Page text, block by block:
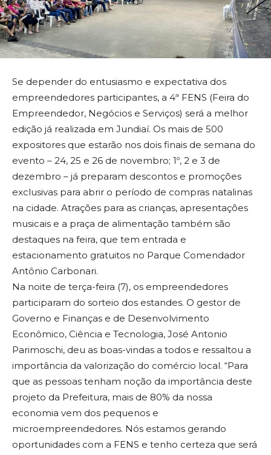
Se depender do entusiasmo e expectativa dos
empreendedores participantes, a 4ª FENS (Feira do
Empreendedor, Negócios e Serviços) será a melhor
edição já realizada em Jundiaí. Os mais de 500
expositores que estarão nos dois finais de semana do
evento – 24, 25 e 26 de novembro; 1º, 2 e 3 de
dezembro – já preparam descontos e promoções
exclusivas para abrir o período de compras natalinas
na cidade. Atrações para as crianças, apresentações
musicais e a praça de alimentação também são
destaques na feira, que tem entrada e
estacionamento gratuitos no Parque Comendador
Antônio Carbonari.
Na noite de terça-feira (7), os empreendedores
participaram do sorteio dos estandes. O gestor de
Governo e Finanças e de Desenvolvimento
Econômico, Ciência e Tecnologia, José Antonio
Parimoschi, deu as boas-vindas a todos e ressaltou a
importância da valorização do comércio local. “Para
que as pessoas tenham noção da importância deste
projeto da Prefeitura, mais de 80% da nossa
economia vem dos pequenos e
microempreendedores. Nós estamos gerando
oportunidades com a FENS e tenho certeza que será